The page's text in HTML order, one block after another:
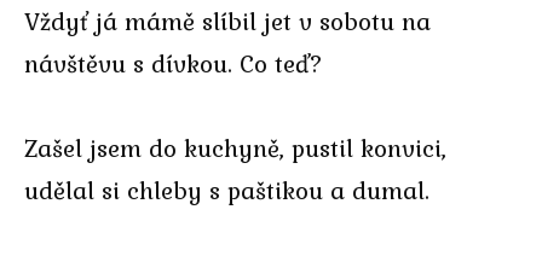
Vždyť já mámě slíbil jet v sobotu na
návštěvu s dívkou. Co teď?
Zašel jsem do kuchyně, pustil konvici,
udělal si chleby s paštikou a dumal.